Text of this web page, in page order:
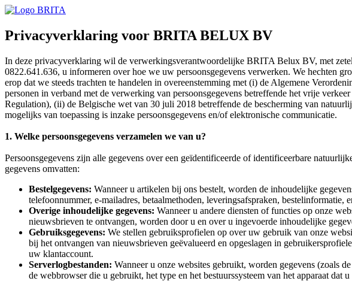
Privacyverklaring voor BRITA BELUX BV
In deze privacyverklaring wil de verwerkingsverantwoordelijke BRITA Belux BV, met
0822.641.636, u informeren over hoe we uw persoonsgegevens verwerken. We hechten
erop dat we steeds trachten te handelen in overeenstemming met (i) de Algemene
personen in verband met de verwerking van persoonsgegevens betreffende het vrije
Regulation), (ii) de Belgische wet van 30 juli 2018 betreffende de bescherming van
mogelijks van toepassing is inzake persoonsgegevens en/of elektronische communicatie.
1. Welke persoonsgegevens verzamelen we van u?
Persoonsgegevens zijn alle gegevens over een geïdentificeerde of identificeerbare
gegevens omvatten:
Bestelgegevens: Wanneer u artikelen bij ons bestelt, worden de inhoudelijke
telefoonnummer, e-mailadres, betaalmethoden, leveringsafspraken,
Overige inhoudelijke gegevens: Wanneer u andere diensten of functies op onze
nieuwsbrieven te ontvangen, worden door u en over u ingevoerde inhoudelijke
Gebruiksgegevens: We stellen gebruiksprofielen op over uw gebruik van onze
bij het ontvangen van nieuwsbrieven geëvalueerd en opgeslagen in
uw klantaccount.
Serverlogbestanden: Wanneer u onze websites gebruikt, worden gegevens (zoals
de webbrowser die u gebruikt, het type en het bestuurssysteem van het apparaat